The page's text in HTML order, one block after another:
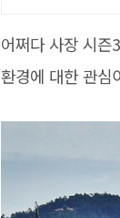
어쩌다 사장 시즌
환경에 대한 관심